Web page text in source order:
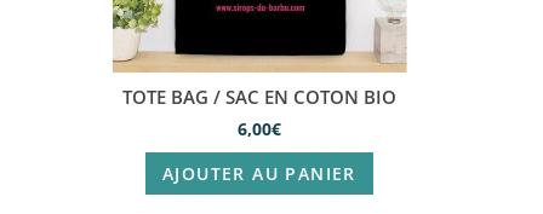
TOTE BAG / SAC EN COTON BIO
6,00€
AJOUTER AU PANIER